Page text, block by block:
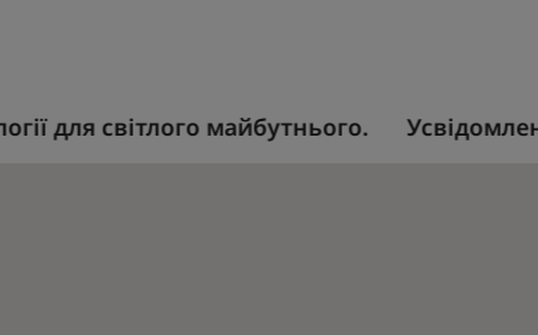
для світлого майбутнього.